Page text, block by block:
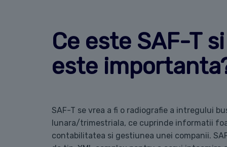
Ce este SAF-T
este
SAF-T se vrea a fi o radiografie a intregului
lunara/trimestriala, ce cuprinde informatii
contabilitatea si gestiunea unei companii.